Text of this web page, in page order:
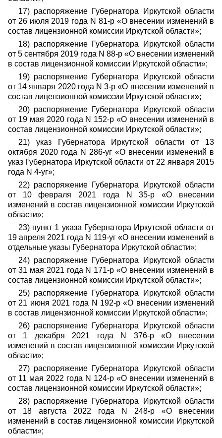
17) распоряжение Губернатора Иркутской области
от 26 июля 2019 года N 81-р «О внесении изменений в
состав лицензионной комиссии Иркутской области»;
18) распоряжение Губернатора Иркутской области
от 5 сентября 2019 года N 88-р «О внесении изменений
в состав лицензионной комиссии Иркутской области»;
19) распоряжение Губернатора Иркутской области
от 14 января 2020 года N 3-р «О внесении изменений в
состав лицензионной комиссии Иркутской области»;
20) распоряжение Губернатора Иркутской области
от 19 мая 2020 года N 152-р «О внесении изменений в
состав лицензионной комиссии Иркутской области»;
21) указ Губернатора Иркутской области от 13
октября 2020 года N 286-уг «О внесении изменений в
указ Губернатора Иркутской области от 22 января 2015
года N 4-уг»;
22) распоряжение Губернатора Иркутской области
от 10 февраля 2021 года N 35-р «О внесении
изменений в состав лицензионной комиссии Иркутской
области»;
23) пункт 1 указа Губернатора Иркутской области от
19 апреля 2021 года N 119-уг «О внесении изменений в
отдельные указы Губернатора Иркутской области»;
24) распоряжение Губернатора Иркутской области
от 31 мая 2021 года N 171-р «О внесении изменений в
состав лицензионной комиссии Иркутской области»;
25) распоряжение Губернатора Иркутской области
от 21 июня 2021 года N 192-р «О внесении изменений
в состав лицензионной комиссии Иркутской области»;
26) распоряжение Губернатора Иркутской области
от 1 декабря 2021 года N 376-р «О внесении
изменений в состав лицензионной комиссии Иркутской
области»;
27) распоряжение Губернатора Иркутской области
от 11 мая 2022 года N 124-р «О внесении изменений в
состав лицензионной комиссии Иркутской области»;
28) распоряжение Губернатора Иркутской области
от 18 августа 2022 года N 248-р «О внесении
изменений в состав лицензионной комиссии Иркутской
области»;